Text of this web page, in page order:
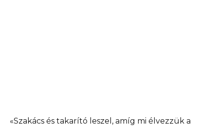
«Szakács és takarító leszel, amíg mi élvezzük a